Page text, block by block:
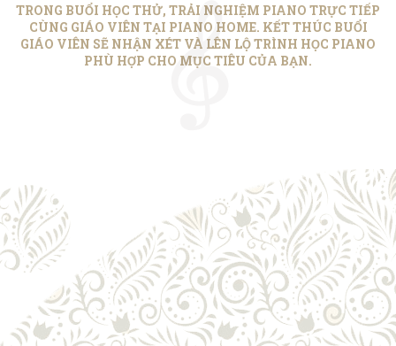
TRONG BUỔI HỌC THỬ, TRẢI NGHIỆM PIANO TRỰC TIẾP
CÙNG GIÁO VIÊN TẠI PIANO HOME. KẾT THÚC BUỔI
GIÁO VIÊN SẼ NHẬN XÉT VÀ LÊN LỘ TRÌNH HỌC PIANO
PHÙ HỢP CHO MỤC TIÊU CỦA BẠN.